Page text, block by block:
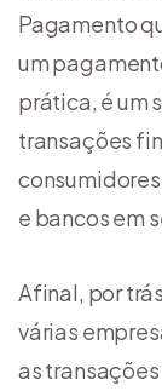
Pagamento
um
prática, é um
transações
e bancos em
Afinal, por
várias
as